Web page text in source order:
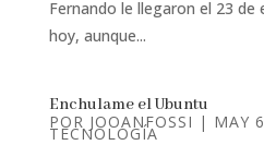
Fernando le llegaron el 23 de
hoy, aunque...
Enchulame el Ubuntu
POR JOOANFOSSI | MAY
TECNOLOGÍA